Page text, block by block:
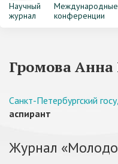
Научный
журнал
Международные
конференции
Громова Анна
Санкт-Петербургский
аспирант
Журнал